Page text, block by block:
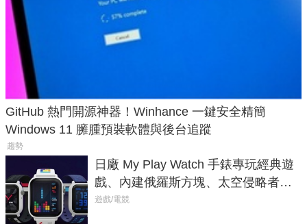
GitHub 熱門開源神器！Winhance 一鍵安全精簡
Windows 11 臃腫預裝軟體與後台追蹤
趨勢
日廠 My Play Watch 手錶專玩經典遊
戲、內建俄羅斯方塊、太空侵略者，
不過竟然不能連手機？
遊戲/電競